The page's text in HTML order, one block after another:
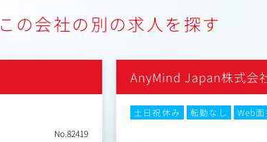
この会社の別の求人を探す
No.82419
AnyMind Japan株式会
土日祝休み 転勤なし Web